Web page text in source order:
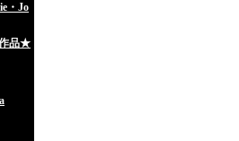
・Jo
品★